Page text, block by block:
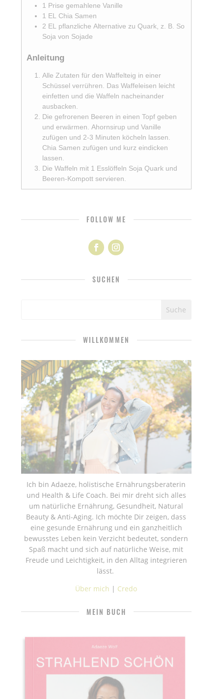
1 Prise gemahlene Vanille
1 EL Chia Samen
2 EL pflanzliche Alternative zu Quark, z. B. So
Soja von Sojade
Anleitung
Alle Zutaten für den Waffelteig in einer
Schüssel verrühren. Das Waffeleisen leicht
einfetten und die Waffeln nacheinander
ausbacken.
Die gefrorenen Beeren in einen Topf geben
und erwärmen. Ahornsirup und Vanille
zufügen und 2-3 Minuten köcheln lassen.
Chia Samen zufügen und kurz eindicken
lassen.
Die Waffeln mit 1 Esslöffeln Soja Quark und
Beeren-Kompott servieren.
FOLLOW ME
SUCHEN
WILLKOMMEN
Ich bin Adaeze, holistische Ernährungsberaterin
und Health & Life Coach. Bei mir dreht sich alles
um natürliche Ernährung, Gesundheit, Natural
Beauty & Anti-Aging. Ich möchte Dir zeigen, dass
eine gesunde Ernährung und ein ganzheitlich
bewusstes Leben kein Verzicht bedeutet, sondern
Spaß macht und sich auf natürliche Weise, mit
Freude und Leichtigkeit, in den Alltag integrieren
lässt.
Über mich | Credo
MEIN BUCH